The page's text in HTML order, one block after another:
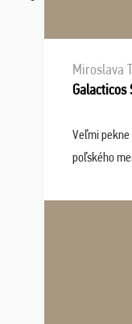
Miroslava
Galacticos
Veľmi
poľského
Navštívili